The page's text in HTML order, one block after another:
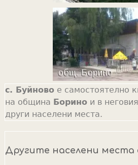
с. Буйновое самостоятелно
на община Боринои в
други населени места.
Другите населени места